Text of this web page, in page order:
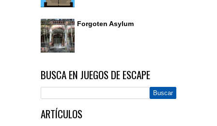
Forgoten Asylum
BUSCA EN JUEGOS DE ESCAPE
ARTÍCULOS